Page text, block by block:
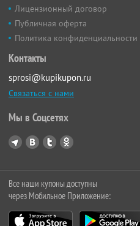
Лицензионный договор
Публичная оферта
Политика конфиденциальности
Контакты
sprosi@kupikupon.ru
Связаться с нами
Мы в Соцсетях
Все наши купоны доступны
через Мобильное Приложение: